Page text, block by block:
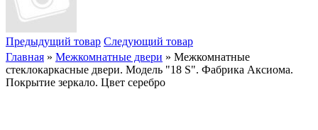
Предыдущий товар Следующий товар
Главная » Межкомнатные двери » Межкомнатные
стеклокаркасные двери. Модель "18 S". Фабрика Аксиома.
Покрытие зеркало. Цвет серебро